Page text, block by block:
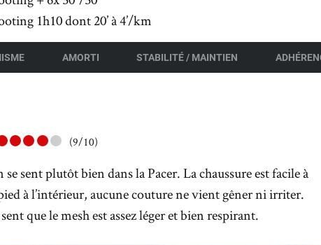
1h10 dont 20’ à 4’/km
AMORTI STABILITÉ / MAINTIEN
(9/10)
sent plutôt bien dans la Pacer. La chaussure est facile à
à l’intérieur, aucune couture ne vient gêner ni irriter.
que le mesh est assez léger et bien respirant.